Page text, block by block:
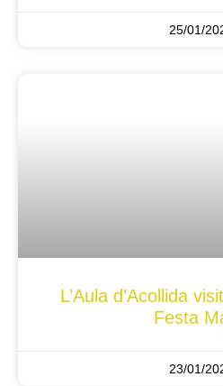
25/01/
L’Aula d’Acollida
Festa
23/01/